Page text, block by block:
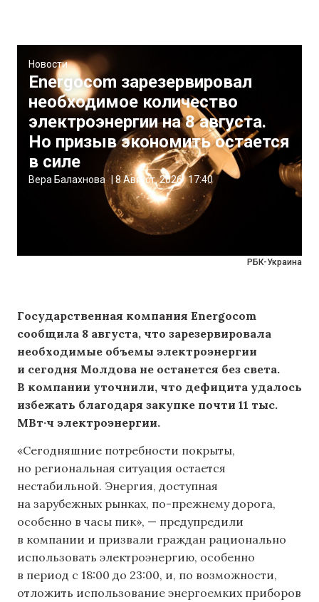
РБК-Украина
Новости
Energocom зарезервировал
необходимое количество
электроэнергии на 8 августа.
Но призыв экономить остается
в силе
Вера Балахнова |8 Август, 2026 17:40
Государственная компания Energocom
сообщила 8 августа, что зарезервировала
необходимые объемы электроэнергии
и сегодня Молдова не останется без света.
В компании уточнили, что дефицита удалось
избежать благодаря закупке почти 11 тыс.
МВт·ч электроэнергии.
«Сегодняшние потребности покрыты,
но региональная ситуация остается
нестабильной. Энергия, доступная
на зарубежных рынках, по-прежнему дорога,
особенно в часы пик», — предупредили
в компании и призвали граждан рационально
использовать электроэнергию, особенно
в период с 18:00 до 23:00, и, по возможности,
отложить использование энергоемких приборов